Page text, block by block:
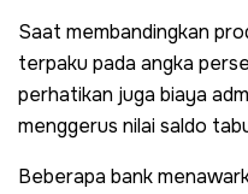
Saat membandingkan
terpaku pada angka
perhatikan juga biaya
menggerus nilai saldo
Beberapa bank